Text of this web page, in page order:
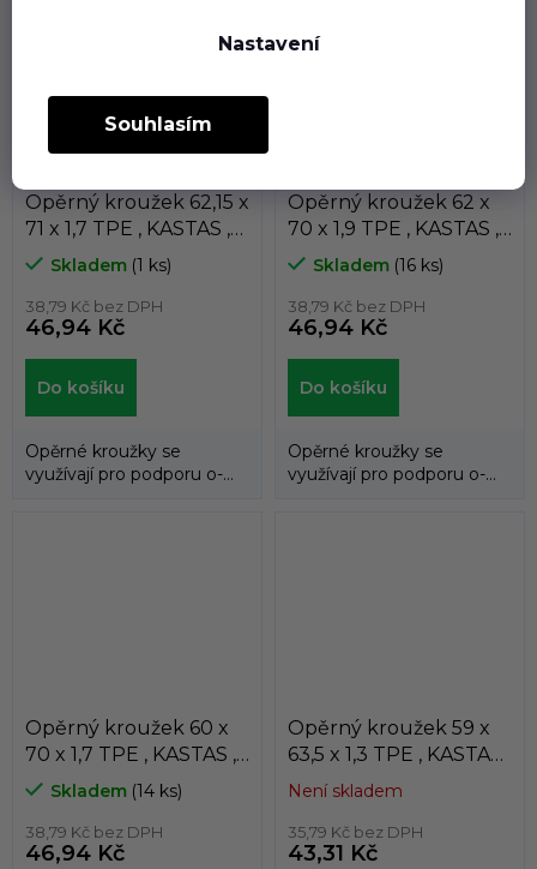
Nastavení
Souhlasím
Opěrný kroužek 62,15 x
71 x 1,7 TPE , KASTAS ,
K81-062/2
Skladem (1 ks)
38,79 Kč bez DPH
46,94 Kč
Do košíku
Opěrné kroužky se
využívají pro podporu o-
Opěrný kroužek 62 x
70 x 1,9 TPE , KASTAS ,
K81-062
Skladem (16 ks)
38,79 Kč bez DPH
46,94 Kč
Do košíku
Opěrné kroužky se
využívají pro podporu o-
Opěrný kroužek 60 x
70 x 1,7 TPE , KASTAS ,
K81-060/1
Skladem (14 ks)
38,79 Kč bez DPH
46,94 Kč
Opěrný kroužek 59 x
63,5 x 1,3 TPE , KASTAS ,
K81-059
Není skladem
35,79 Kč bez DPH
43,31 Kč